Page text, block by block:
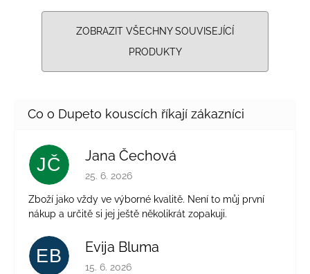
ZOBRAZIT VŠECHNY SOUVISEJÍCÍ
PRODUKTY
JČ Jana Čechová
Hodnocení obchodu je 5 z 5 hvězdiček.
25. 6. 2026
Zboží jako vždy ve výborné kvalitě. Není to můj první
nákup a určitě si jej ještě několikrát zopakuji.
EB Evija Bluma
Hodnocení obchodu je 5 z 5 hvězdiček.
15. 6. 2026